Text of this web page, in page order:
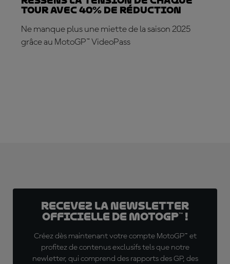
tour avec 40% de réduction
Ne manque plus une miette de la saison 2025
grâce au MotoGP™ VideoPass
Recevez la Newsletter
officielle de MotoGP™ !
Créez dès maintenant votre compte MotoGP™ et
profitez de contenus exclusifs tels que notre
newletter, qui comprend des rapports des GP, des